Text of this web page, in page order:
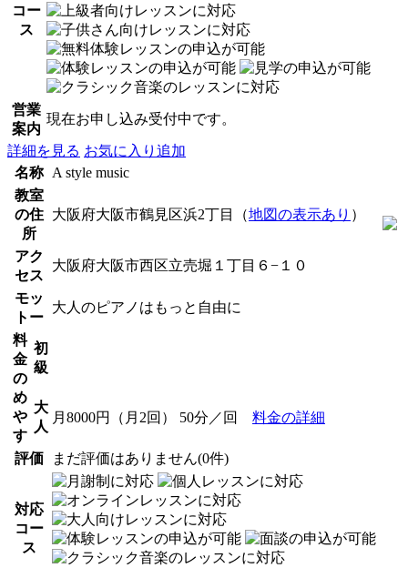
コー
ス
営業
案内
現在お申し込み受付中です。
詳細を見る お気に入り追加
名称 A style music
教室
の住
所
大阪府大阪市鶴見区浜2丁目（地図の表示あり ）
アク
セス
大阪府大阪市西区立売堀１丁目６−１０
モッ
トー
大人のピアノはもっと自由に
料
金
の
め
や
す
初
級
大
人
月8000円（月2回） 50分／回 料金の詳細
評価 まだ評価はありません(0件)
対応
コー
ス